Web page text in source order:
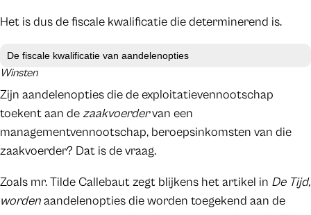
Het is dus de fiscale kwalificatie die determinerend is.
De fiscale kwalificatie van aandelenopties
Winsten
Zijn aandelenopties die de exploitatievennootschap
toekent aan dezaakvoerdervan een
managementvennootschap, beroepsinkomsten van die
zaakvoerder? Dat is de vraag.
Zoals mr. Tilde Callebaut zegt blijkens het artikel in De Tijd,
wordenaandelenopties die worden toegekend aan de